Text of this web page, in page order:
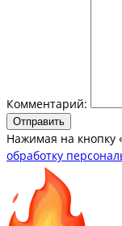
Комментарий:
Отправить
Нажимая на кнопку
обработку